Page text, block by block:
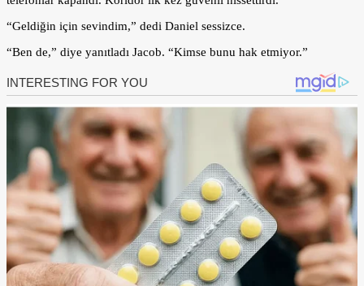
“Geldiğin için sevindim,” dedi Daniel sessizce.
“Ben de,” diye yanıtladı Jacob. “Kimse bunu hak etmiyor.”